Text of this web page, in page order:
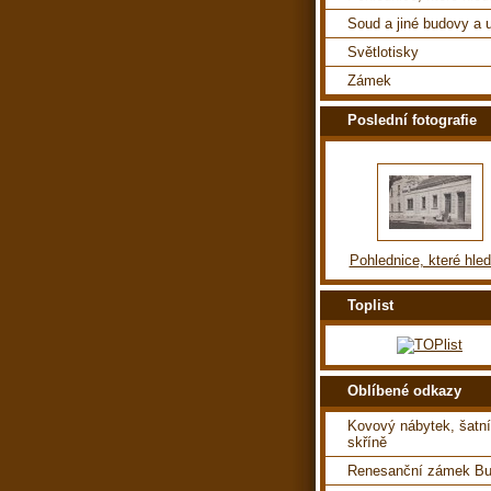
Soud a jiné budovy a
Světlotisky
Zámek
Poslední fotografie
Pohlednice, které
Toplist
Oblíbené odkazy
Kovový nábytek, šatní
skříně
Renesanční zámek